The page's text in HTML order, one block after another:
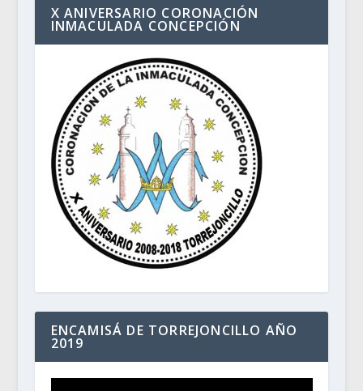
X ANIVERSARIO CORONACIÓN
INMACULADA CONCEPCIÓN
ENCAMISÁ DE TORREJONCILLO AÑO
2019